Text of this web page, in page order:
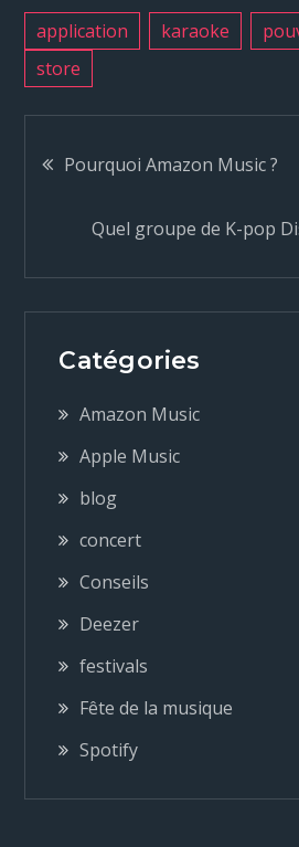
application karaoke
store
N
v
g
a
t
o
n
d
e
Pourquoi Amazon Music ?
Quel groupe de K-pop
Catégories
Amazon Music
Apple Music
blog
concert
Conseils
Deezer
festivals
Fête de la musique
Spotify